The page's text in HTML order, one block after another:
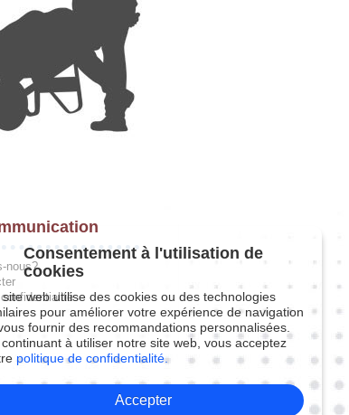
nous?
Consentement à l'utilisation de
cookies
site web utilise des cookies ou des technologies
pour améliorer votre expérience de navigation
fournir des recommandations personnalisées.
continuant à utiliser notre site web, vous acceptez
politique de confidentialité.
Accepter